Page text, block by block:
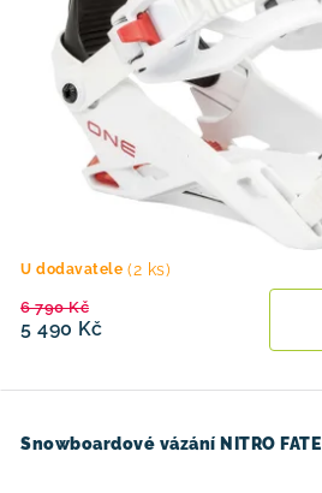
U dodavatele (2 ks)
5 490 Kč
6 790 Kč
Snowboardové vázání NITRO FATE